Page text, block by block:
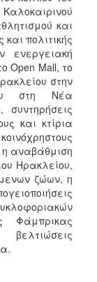
και
πολιτικής
ενεργειακή
Open Mall, το
στην
στη Νέα
και κτίρια
η αναβάθμιση
Ηρακλείου,
ζώων, η
Φάμπρικας